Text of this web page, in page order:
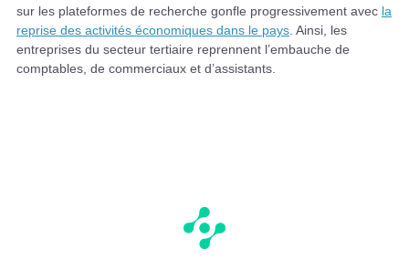
sur les plateformes de recherche gonfle progressivement avec la
reprise des activités économiques dans le pays . Ainsi, les
entreprises du secteur tertiaire reprennent l’embauche de
comptables, de commerciaux et d’assistants.